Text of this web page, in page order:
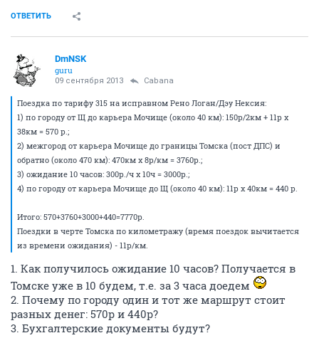
ОТВЕТИТЬ
DmNSK
guru
09 сентября 2013 Cabana
Поездка по тарифу 315 на исправном Рено Логан/Дэу Нексия:
1) по городу от Щ до карьера Мочище (около 40 км): 150р/2км + 11р х
38км = 570 р.;
2) межгород от карьера Мочище до границы Томска (пост ДПС) и
обратно (около 470 км): 470км х 8р/км = 3760р.;
3) ожидание 10 часов: 300р./ч х 10ч = 3000р.;
4) по городу от карьера Мочище до Щ (около 40 км): 11р х 40км = 440 р.
Итого: 570+3760+3000+440=7770р.
Поездки в черте Томска по километражу (время поездок вычитается
из времени ожидания) - 11р/км.
1. Как получилось ожидание 10 часов? Получается в
Томске уже в 10 будем, т.е. за 3 часа доедем
2. Почему по городу один и тот же маршрут стоит
разных денег: 570р и 440р?
3. Бухгалтерские документы будут?